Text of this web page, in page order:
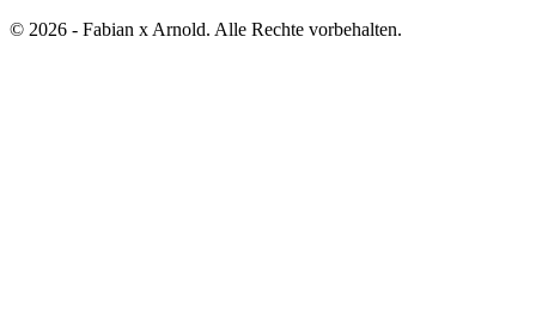
© 2026 - Fabian x Arnold. Alle Rechte vorbehalten.